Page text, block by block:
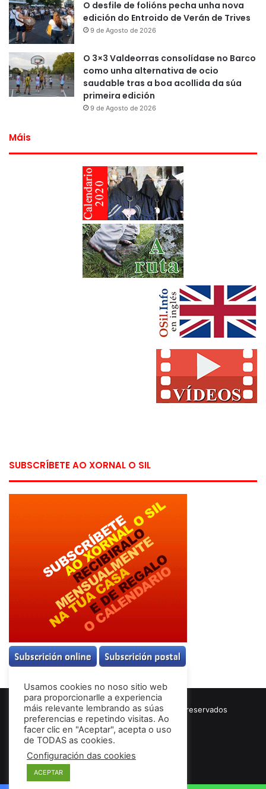
O desfile de folións pecha unha nova
edición do Entroido de Verán de Trives
9 de Agosto de 2026
O 3×3 Valdeorras consolídase no Barco
como unha alternativa de ocio
saudable tras a boa acollida da súa
primeira edición
9 de Agosto de 2026
Máis
SUBSCRÍBETE AO XORNAL O SIL
© Copyright 2026, Todos los derechos reservados
Términos & Condiciones
Usamos cookies no noso sitio web
para proporcionarlle a experiencia
máis relevante lembrando as súas
preferencias e repetindo visitas. Ao
facer clic en "Aceptar", acepta o uso
de TODAS as cookies.
Configuración das cookies
ACEPTAR